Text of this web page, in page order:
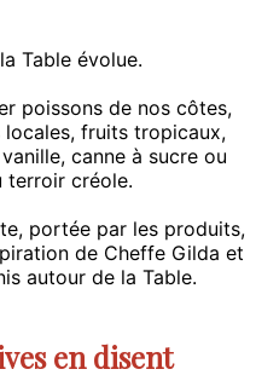
Table évolue.
poissons de nos côtes,
locales, fruits tropicaux,
canne à sucre ou
terroir créole.
portée par les produits,
de Cheffe Gilda et
autour de la Table.
en disent